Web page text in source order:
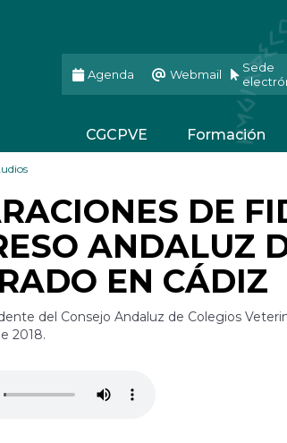
Agenda Webmail
Sede
CGCPVE Formación
DE
ANDALUZ
EN CÁDIZ
del Consejo Andaluz de Colegios
2018.